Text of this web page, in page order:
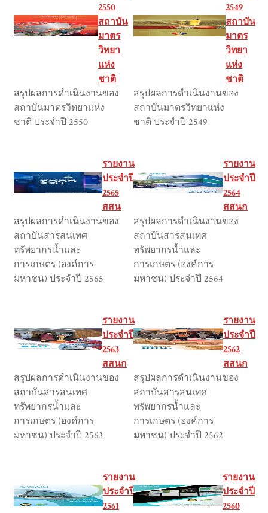
2550
สถาบัน
มาตร
วิทยา
แห่ง
ชาติ
สรุปผลการดำเนินงานของ
สถาบันมาตรวิทยาแห่ง
ชาติ ประจำปี 2550
2549
สถาบัน
มาตร
วิทยา
แห่ง
ชาติ
สรุปผลการดำเนินงานของ
สถาบันมาตรวิทยาแห่ง
ชาติ ประจำปี 2549
รายงาน
ประจำปี
2565
สสน
สรุปผลการดำเนินงานของ
สถาบันสารสนเทศ
ทรัพยากรน้ำและ
การเกษตร (องค์การ
มหาชน) ประจำปี 2565
รายงาน
ประจำปี
2564
สสนก
สรุปผลการดำเนินงานของ
สถาบันสารสนเทศ
ทรัพยากรน้ำและ
การเกษตร (องค์การ
มหาชน) ประจำปี 2564
รายงาน
ประจำปี
2563
สสนก
สรุปผลการดำเนินงานของ
สถาบันสารสนเทศ
ทรัพยากรน้ำและ
การเกษตร (องค์การ
มหาชน) ประจำปี 2563
รายงาน
ประจำปี
2562
สสนก
สรุปผลการดำเนินงานของ
สถาบันสารสนเทศ
ทรัพยากรน้ำและ
การเกษตร (องค์การ
มหาชน) ประจำปี 2562
รายงาน
ประจำปี
2561
รายงาน
ประจำปี
2560